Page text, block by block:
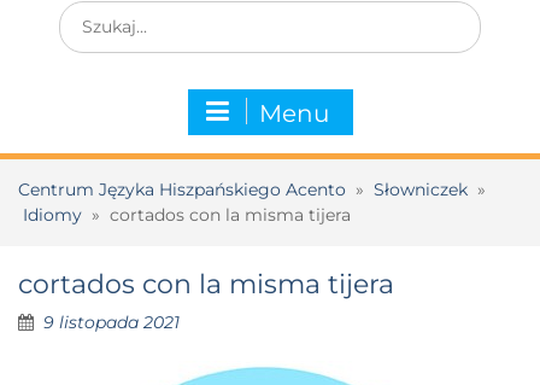
Menu
Centrum Języka Hiszpańskiego Acento » Słowniczek »
Idiomy » cortados con la misma tijera
cortados con la misma tijera
9 listopada 2021